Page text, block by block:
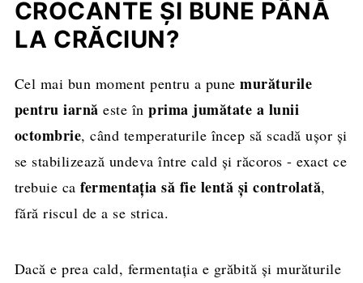
CROCANTE ȘI BUNE PÂNĂ
LA CRĂCIUN?
Cel mai bun moment pentru a punemurăturile
pentru iarnă este înprima jumătate a lunii
octombrie, când temperaturile încep să scadă ușor și
se stabilizează undeva între cald și răcoros - exact ce
trebuie cafermentația să fie lentă și controlată,
fără riscul de a se strica.
Dacă e prea cald, fermentația e grăbită și murăturile